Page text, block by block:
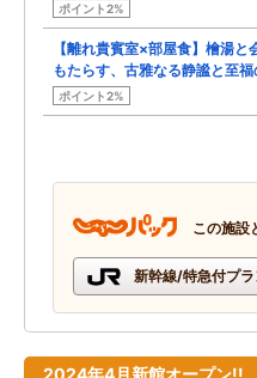
ポイント2%
【離れ貴賓室×部屋食】檜湯と
もたらす、古雅なる静謐と至福
ポイント2%
この施設
新幹線/特急付プ